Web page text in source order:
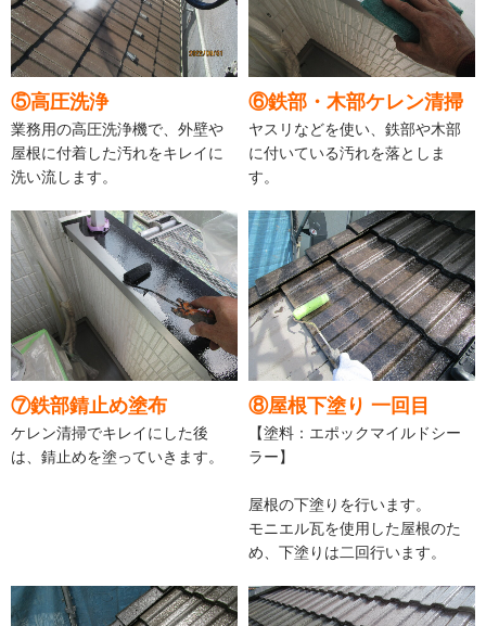
⑤高圧洗浄
業務用の高圧洗浄機で、外壁や
屋根に付着した汚れをキレイに
洗い流します。
⑥鉄部・木部ケレン清掃
ヤスリなどを使い、鉄部や木部
に付いている汚れを落としま
す。
⑦鉄部錆止め塗布
ケレン清掃でキレイにした後
は、錆止めを塗っていきます。
⑧屋根下塗り 一回目
【塗料：エポックマイルドシー
ラー】
屋根の下塗りを行います。
モニエル瓦を使用した屋根のた
め、下塗りは二回行います。